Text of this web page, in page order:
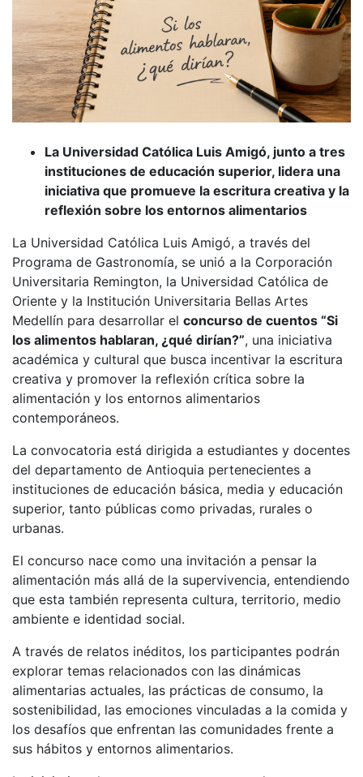
La Universidad Católica Luis Amigó, junto a tres
instituciones de educación superior, lidera una
iniciativa que promueve la escritura creativa y la
reflexión sobre los entornos alimentarios
La Universidad Católica Luis Amigó, a través del
Programa de Gastronomía, se unió a la Corporación
Universitaria Remington, la Universidad Católica de
Oriente y la Institución Universitaria Bellas Artes
Medellín para desarrollar el concurso de cuentos “Si
los alimentos hablaran, ¿qué dirían?”, una iniciativa
académica y cultural que busca incentivar la escritura
creativa y promover la reflexión crítica sobre la
alimentación y los entornos alimentarios
contemporáneos.
La convocatoria está dirigida a estudiantes y docentes
del departamento de Antioquia pertenecientes a
instituciones de educación básica, media y educación
superior, tanto públicas como privadas, rurales o
urbanas.
El concurso nace como una invitación a pensar la
alimentación más allá de la supervivencia, entendiendo
que esta también representa cultura, territorio, medio
ambiente e identidad social.
A través de relatos inéditos, los participantes podrán
explorar temas relacionados con las dinámicas
alimentarias actuales, las prácticas de consumo, la
sostenibilidad, las emociones vinculadas a la comida y
los desafíos que enfrentan las comunidades frente a
sus hábitos y entornos alimentarios.